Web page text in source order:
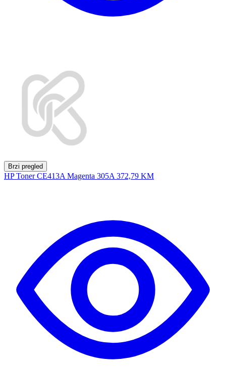
Brzi pregled
HP Toner CE413A Magenta 305A 372,79 KM